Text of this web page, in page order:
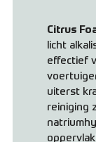
Citrus
licht
effectief
uiterst
reiniging